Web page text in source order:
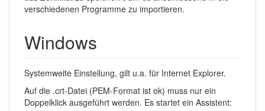
verschiedenen Programme zu importieren.
Windows
Systemweite Einstellung, gilt u.a. für Internet Explorer.
Auf die .crt-Datei (PEM-Format ist ok) muss nur ein
Doppelklick ausgeführt werden. Es startet ein Assistent: